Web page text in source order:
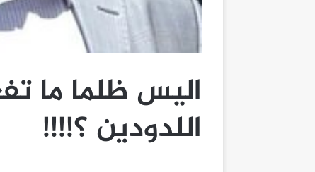
اليس ظلما ما
اللدودين ؟!!!!